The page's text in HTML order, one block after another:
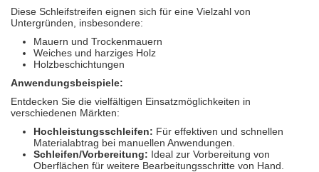
Diese Schleifstreifen eignen sich für eine Vielzahl von
Untergründen, insbesondere:
Mauern und Trockenmauern
Weiches und harziges Holz
Holzbeschichtungen
Anwendungsbeispiele:
Entdecken Sie die vielfältigen Einsatzmöglichkeiten in
verschiedenen Märkten:
Hochleistungsschleifen: Für effektiven und schnellen
Materialabtrag bei manuellen Anwendungen.
Schleifen/Vorbereitung: Ideal zur Vorbereitung von
Oberflächen für weitere Bearbeitungsschritte von Hand.